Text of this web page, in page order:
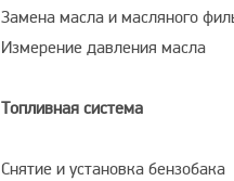
Замена масла и масляного
Измерение давления масла
Топливная система
Снятие и установка бензобака